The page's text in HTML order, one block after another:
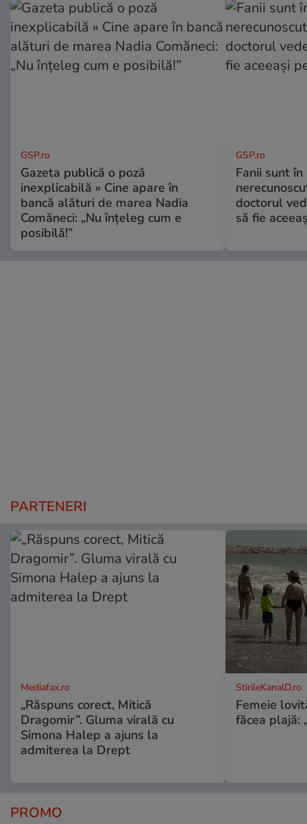
GSP.ro
Gazeta publică o poză
inexplicabilă » Cine apare în
bancă alături de marea Nadia
Comăneci: „Nu înțeleg cum e
posibilă!”
GSP.ro
Fanii sunt în
doctorul
să fie
PARTENERI
Mediafax.ro
„Răspuns corect, Mitică
Dragomir”. Gluma virală cu
Simona Halep a ajuns la
admiterea la Drept
StirileKanalD.ro
Femeie
făcea plajă:
PROMO